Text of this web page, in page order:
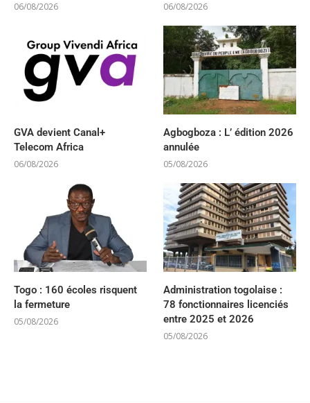
06/08/2026 06/08/2026
GVA devient Canal+
Telecom Africa
06/08/2026
Agbogboza : L’ édition 2026
annulée
05/08/2026
Togo : 160 écoles risquent
la fermeture
05/08/2026
Administration togolaise :
78 fonctionnaires licenciés
entre 2025 et 2026
05/08/2026